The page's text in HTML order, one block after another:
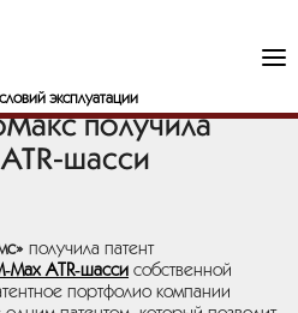
эксплуатации
получила
шасси
получила патент
ATR‑шасси собственной
портфолио компании